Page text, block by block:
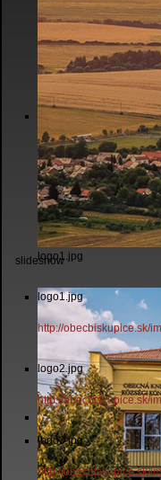
logo1.jpg
slideshow
logo1.jpg
http://obecbiskupice.sk/
logo2.jpg
http://obecbiskupice.sk/
logo3.jpg
http://obecbiskupice.sk/